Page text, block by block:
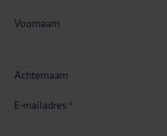
Voornaam
Achternaam
E-mailadres*